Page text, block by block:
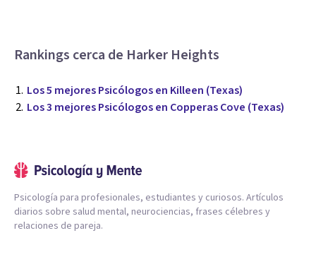
Rankings cerca de Harker Heights
Los 5 mejores Psicólogos en Killeen (Texas)
Los 3 mejores Psicólogos en Copperas Cove (Texas)
Psicología para profesionales, estudiantes y curiosos. Artículos
diarios sobre salud mental, neurociencias, frases célebres y
relaciones de pareja.